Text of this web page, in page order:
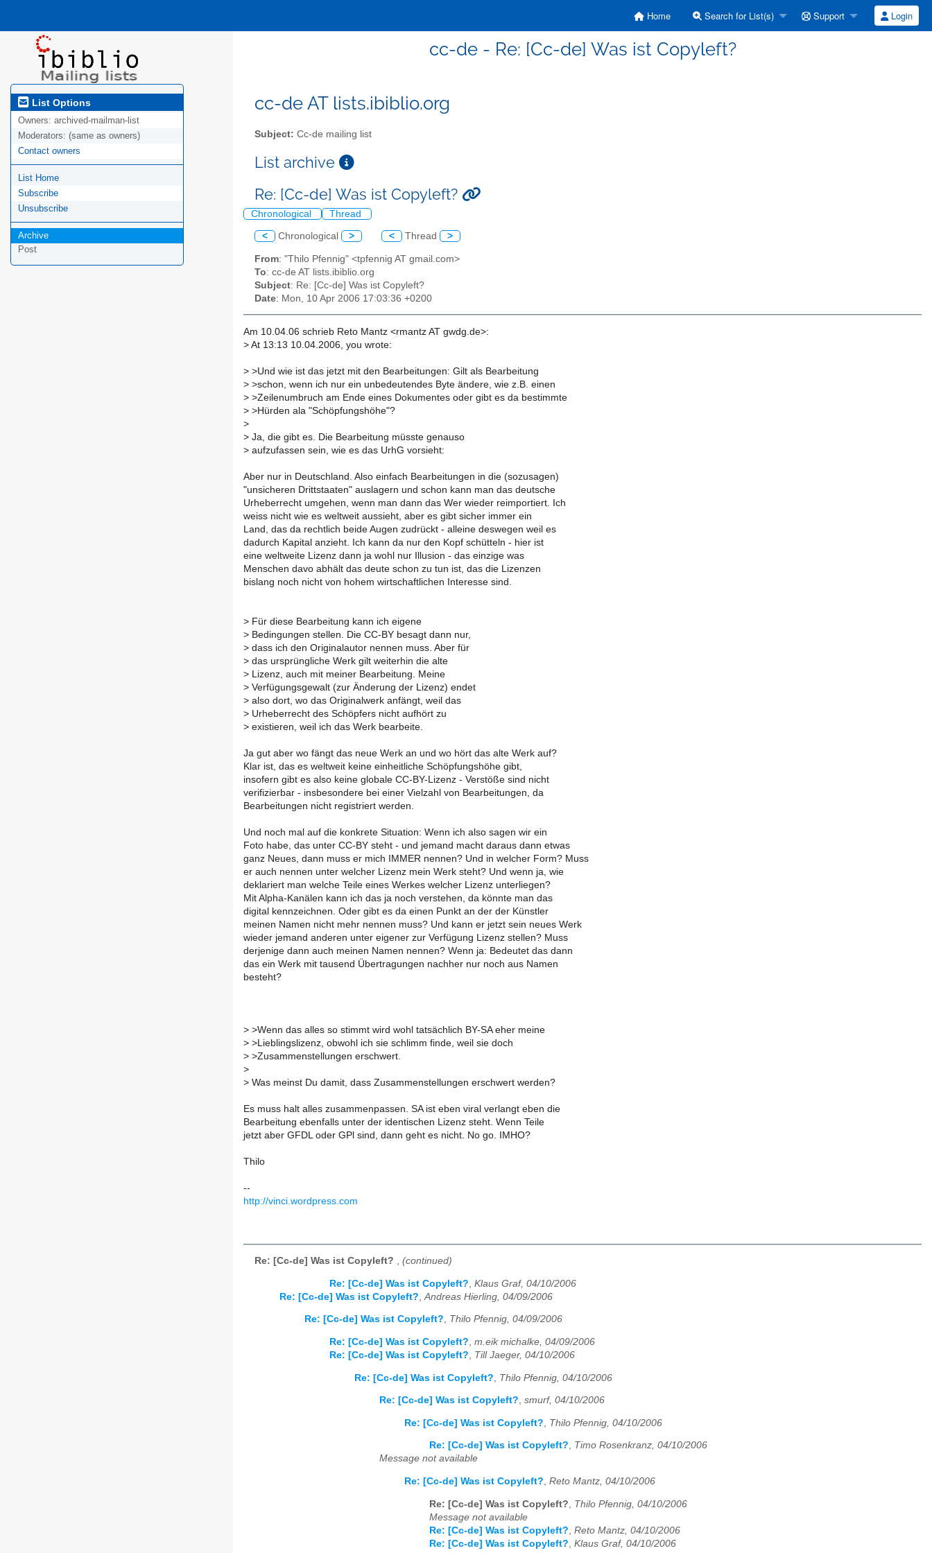
Home Search for List(s) Support Login
cc-de - Re: [Cc-de] Was ist Copyleft?
List Options
Owners: archived-mailman-list
Moderators: (same as owners)
Contact owners
List Home
Subscribe
Unsubscribe
Archive
Post
cc-de AT lists.ibiblio.org
Subject: Cc-de mailing list
List archive
Re: [Cc-de] Was ist Copyleft?
Chronological Thread
< Chronological > < Thread >
From: "Thilo Pfennig" <tpfennig AT gmail.com>
To: cc-de AT lists.ibiblio.org
Subject: Re: [Cc-de] Was ist Copyleft?
Date: Mon, 10 Apr 2006 17:03:36 +0200
Am 10.04.06 schrieb Reto Mantz <rmantz AT gwdg.de>:
> At 13:13 10.04.2006, you wrote:
> >Und wie ist das jetzt mit den Bearbeitungen: Gilt als Bearbeitung
> >schon, wenn ich nur ein unbedeutendes Byte ändere, wie z.B. einen
> >Zeilenumbruch am Ende eines Dokumentes oder gibt es da bestimmte
> >Hürden ala "Schöpfungshöhe"?
>
> Ja, die gibt es. Die Bearbeitung müsste genauso
> aufzufassen sein, wie es das UrhG vorsieht:
Aber nur in Deutschland. Also einfach Bearbeitungen in die (sozusagen)
"unsicheren Drittstaaten" auslagern und schon kann man das deutsche
Urheberrecht umgehen, wenn man dann das Wer wieder reimportiert. Ich
weiss nicht wie es weltweit aussieht, aber es gibt sicher immer ein
Land, das da rechtlich beide Augen zudrückt - alleine deswegen weil es
dadurch Kapital anzieht. Ich kann da nur den Kopf schütteln - hier ist
eine weltweite Lizenz dann ja wohl nur Illusion - das einzige was
Menschen davo abhält das deute schon zu tun ist, das die Lizenzen
bislang noch nicht von hohem wirtschaftlichen Interesse sind.
> Für diese Bearbeitung kann ich eigene
> Bedingungen stellen. Die CC-BY besagt dann nur,
> dass ich den Originalautor nennen muss. Aber für
> das ursprüngliche Werk gilt weiterhin die alte
> Lizenz, auch mit meiner Bearbeitung. Meine
> Verfügungsgewalt (zur Änderung der Lizenz) endet
> also dort, wo das Originalwerk anfängt, weil das
> Urheberrecht des Schöpfers nicht aufhört zu
> existieren, weil ich das Werk bearbeite.
Ja gut aber wo fängt das neue Werk an und wo hört das alte Werk auf?
Klar ist, das es weltweit keine einheitliche Schöpfungshöhe gibt,
insofern gibt es also keine globale CC-BY-Lizenz - Verstöße sind nicht
verifizierbar - insbesondere bei einer Vielzahl von Bearbeitungen, da
Bearbeitungen nicht registriert werden.
Und noch mal auf die konkrete Situation: Wenn ich also sagen wir ein
Foto habe, das unter CC-BY steht - und jemand macht daraus dann etwas
ganz Neues, dann muss er mich IMMER nennen? Und in welcher Form? Muss
er auch nennen unter welcher Lizenz mein Werk steht? Und wenn ja, wie
deklariert man welche Teile eines Werkes welcher Lizenz unterliegen?
Mit Alpha-Kanälen kann ich das ja noch verstehen, da könnte man das
digital kennzeichnen. Oder gibt es da einen Punkt an der der Künstler
meinen Namen nicht mehr nennen muss? Und kann er jetzt sein neues Werk
wieder jemand anderen unter eigener zur Verfügung Lizenz stellen? Muss
derjenige dann auch meinen Namen nennen? Wenn ja: Bedeutet das dann
das ein Werk mit tausend Übertragungen nachher nur noch aus Namen
besteht?
> >Wenn das alles so stimmt wird wohl tatsächlich BY-SA eher meine
> >Lieblingslizenz, obwohl ich sie schlimm finde, weil sie doch
> >Zusammenstellungen erschwert.
>
> Was meinst Du damit, dass Zusammenstellungen erschwert werden?
Es muss halt alles zusammenpassen. SA ist eben viral verlangt eben die
Bearbeitung ebenfalls unter der identischen Lizenz steht. Wenn Teile
jetzt aber GFDL oder GPl sind, dann geht es nicht. No go. IMHO?
Thilo
--
http://vinci.wordpress.com
Re: [Cc-de] Was ist Copyleft? , (continued)
Re: [Cc-de] Was ist Copyleft? Klaus Graf, 04/10/2006
Re: [Cc-de] Was ist Copyleft? Andreas Hierling, 04/09/2006
Re: [Cc-de] Was ist Copyleft?, Thilo Pfennig, 04/09/2006
Re: [Cc-de] Was ist Copyleft?, m.eik michalke, 04/09/2006
Re: [Cc-de] Was ist Copyleft?, Till Jaeger, 04/10/2006
Re: [Cc-de] Was ist Copyleft? Thilo Pfennig, 04/10/2006
Re: [Cc-de] Was ist Copyleft?, smurf, 04/10/2006
Re: [Cc-de] Was ist Copyleft? Thilo Pfennig, 04/10/2006
Re: [Cc-de] Was ist Copyleft?, Timo Rosenkranz, 04/10/2006
Message not available
Re: [Cc-de] Was ist Copyleft?, Reto Mantz, 04/10/2006
Re: [Cc-de] Was ist Copyleft?
Thilo Pfennig, 04/10/2006
Message not available
Re: [Cc-de] Was ist Copyleft? Reto Mantz, 04/10/2006
Re: [Cc-de] Was ist Copyleft? Klaus Graf, 04/10/2006